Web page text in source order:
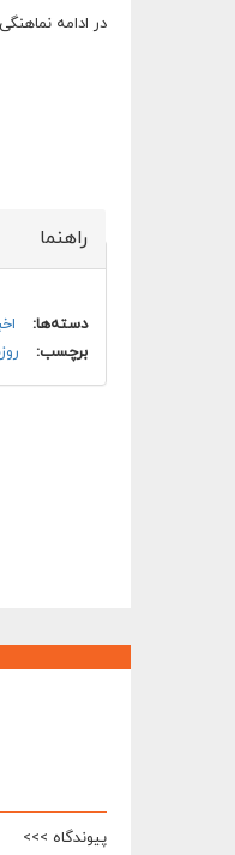
در ادامه
پنهان کن
راهنما
دسته‌ها:
برچسب:
پیوندگاه >>>